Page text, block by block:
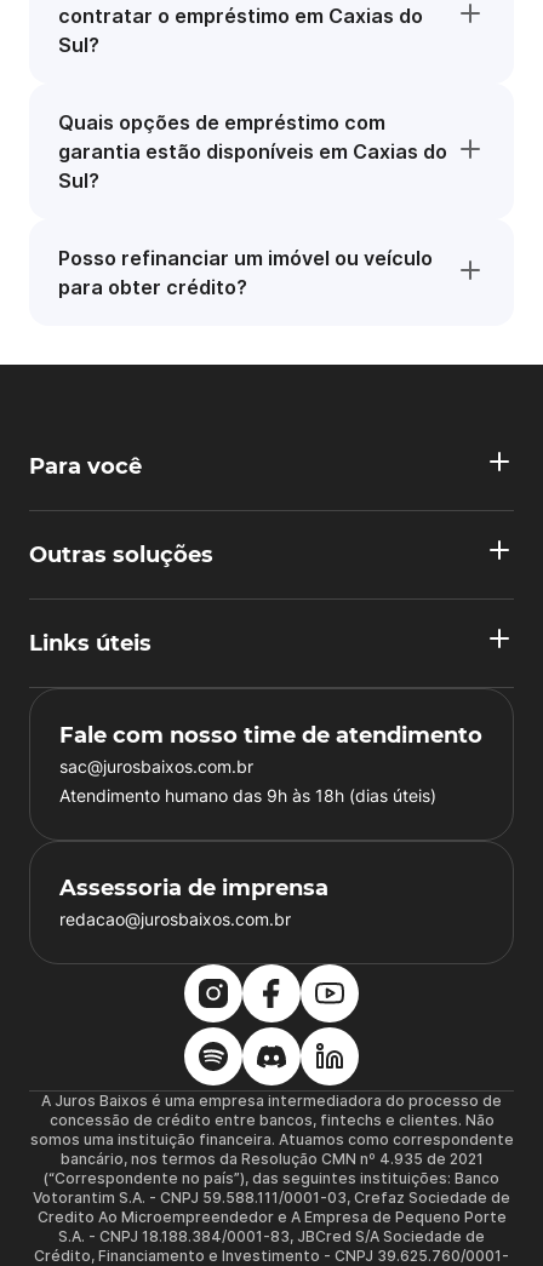
contratar o empréstimo em Caxias do
Sul?
Quais opções de empréstimo com
garantia estão disponíveis em Caxias do
Sul?
Posso refinanciar um imóvel ou veículo
para obter crédito?
Para você
Outras soluções
Links úteis
Fale com nosso time de atendimento
sac@jurosbaixos.com.br
Atendimento humano das 9h às 18h (dias úteis)
Assessoria de imprensa
redacao@jurosbaixos.com.br
A Juros Baixos é uma empresa intermediadora do processo de
concessão de crédito entre bancos, fintechs e clientes. Não
somos uma instituição financeira. Atuamos como correspondente
bancário, nos termos da Resolução CMN nº 4.935 de 2021
(“Correspondente no país”), das seguintes instituições: Banco
Votorantim S.A. - CNPJ 59.588.111/0001-03, Crefaz Sociedade de
Credito Ao Microempreendedor e A Empresa de Pequeno Porte
S.A. - CNPJ 18.188.384/0001-83, JBCred S/A Sociedade de
Crédito, Financiamento e Investimento - CNPJ 39.625.760/0001-